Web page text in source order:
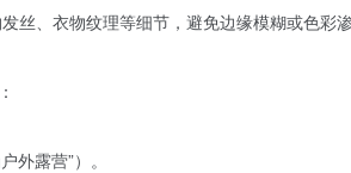
丝、衣物纹理等细节，避免边缘模糊或色彩
外露营”）。